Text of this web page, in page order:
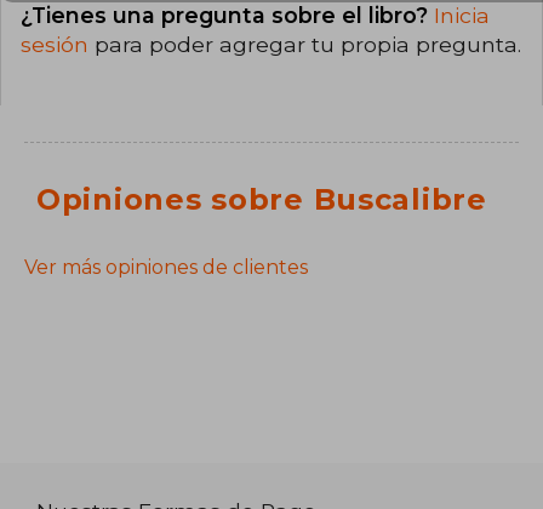
¿Tienes una pregunta sobre el libro? Inicia
sesión para poder agregar tu propia pregunta.
Opiniones sobre Buscalibre
Ver más opiniones de clientes